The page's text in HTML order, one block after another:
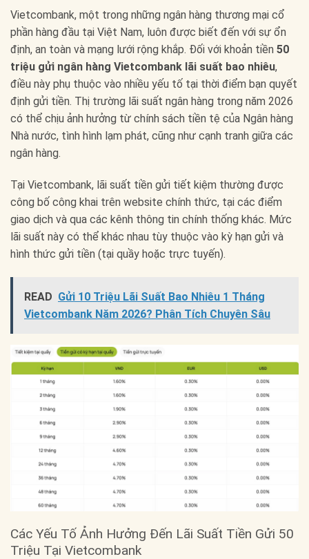
Vietcombank, một trong những ngân hàng thương mại cổ
phần hàng đầu tại Việt Nam, luôn được biết đến với sự ổn
định, an toàn và mạng lưới rộng khắp. Đối với khoản tiền 50
triệu gửi ngân hàng Vietcombank lãi suất bao nhiêu,
điều này phụ thuộc vào nhiều yếu tố tại thời điểm bạn quyết
định gửi tiền. Thị trường lãi suất ngân hàng trong năm 2026
có thể chịu ảnh hưởng từ chính sách tiền tệ của Ngân hàng
Nhà nước, tình hình lạm phát, cũng như cạnh tranh giữa các
ngân hàng.
Tại Vietcombank, lãi suất tiền gửi tiết kiệm thường được
công bố công khai trên website chính thức, tại các điểm
giao dịch và qua các kênh thông tin chính thống khác. Mức
lãi suất này có thể khác nhau tùy thuộc vào kỳ hạn gửi và
hình thức gửi tiền (tại quầy hoặc trực tuyến).
READ Gửi 10 Triệu Lãi Suất Bao Nhiêu 1 Tháng
Vietcombank Năm 2026? Phân Tích Chuyên Sâu
Các Yếu Tố Ảnh Hưởng Đến Lãi Suất Tiền Gửi 50
Triệu Tại Vietcombank